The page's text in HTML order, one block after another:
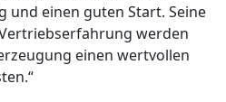
und einen guten Start. Seine
werden
einen wertvollen